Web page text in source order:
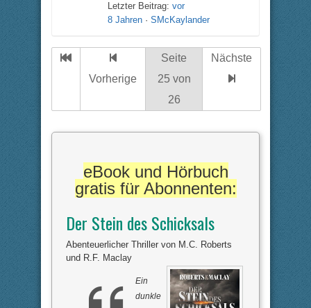
Letzter Beitrag: vor
8 Jahren · SMcKaylander
Vorherige
Seite
25 von
26
Nächste
eBook und Hörbuch
gratis für Abonnenten:
Der Stein des Schicksals
Abenteuerlicher Thriller von M.C. Roberts
und R.F. Maclay
Ein
dunkle